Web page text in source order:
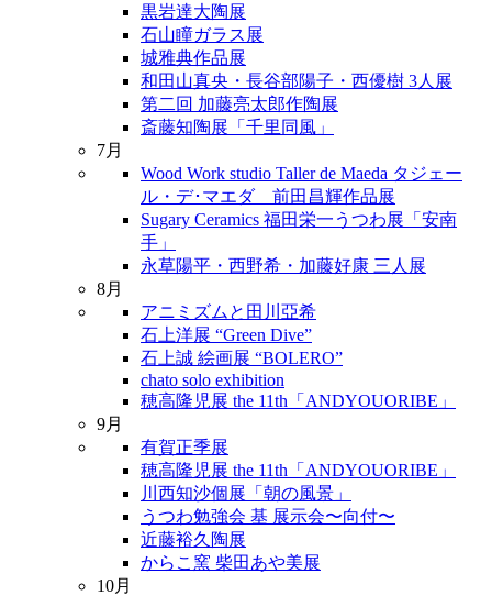
黒岩達大陶展
石山瞳ガラス展
城雅典作品展
和田山真央・長谷部陽子・西優樹 3人展
第二回 加藤亮太郎作陶展
斎藤知陶展「千里同風」
7月
Wood Work studio Taller de Maeda タジェー
ル・デ･マエダ 前田昌輝作品展
Sugary Ceramics 福田栄一うつわ展「安南
手」
永草陽平・西野希・加藤好康 三人展
8月
アニミズムと田川亞希
石上洋展 “Green Dive”
石上誠 絵画展 “BOLERO”
chato solo exhibition
穂高隆児展 the 11th「ANDYOUORIBE」
9月
有賀正季展
穂高隆児展 the 11th「ANDYOUORIBE」
川西知沙個展「朝の風景」
うつわ勉強会 基 展示会〜向付〜
近藤裕久陶展
からこ窯 柴田あや美展
10月